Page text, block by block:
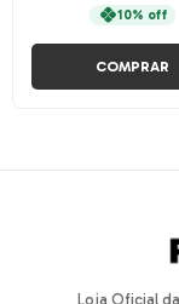
10% off
COMPRAR
Loja Oficial